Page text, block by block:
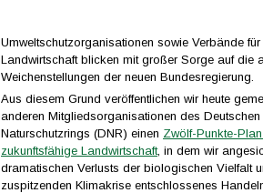
Umweltschutzorganisationen sowie Verbände
Landwirtschaft blicken mit großer Sorge auf die
Weichenstellungen der neuen Bundesregierung.
Aus diesem Grund veröffentlichen wir heute
anderen Mitgliedsorganisationen des Deutschen
Naturschutzrings (DNR) einen Zwölf-Punkte-
zukunftsfähige Landwirtschaft, in dem wir
dramatischen Verlusts der biologischen Vielfalt
zuspitzenden Klimakrise entschlossenes